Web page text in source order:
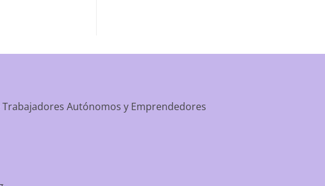
Autónomos y Emprendedores